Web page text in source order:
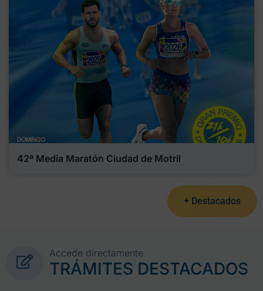
42ª Media Maratón Ciudad de Motril
+ Destacados
Accede directamente
TRÁMITES DESTACADOS